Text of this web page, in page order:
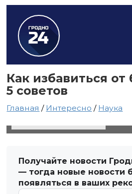
Как избавиться
5 советов
Главная / Интересно / Наука
Получайте новости
— тогда новые новости
появляться в ваших